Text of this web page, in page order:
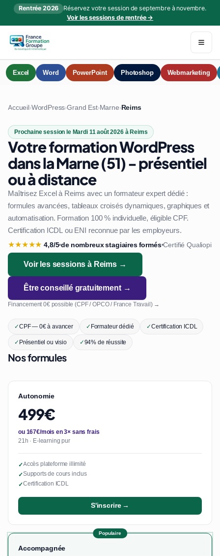
Rentrée 2026
Réservez votre session de septembre à novembre.
Voir les sessions de rentrée →
Excel Word PowerPoint Photoshop Webmarketing
Accueil›WordPress›Grand Est›Marne›Reims
Prochaine session le Mardi 11 août 2026 à Reims
Votre formation WordPress
dans la Marne (51) - présentiel
ou à distance
Maîtrisez Excel à Reims avec un formateur expert dédié :
formules avancées, tableaux croisés dynamiques, graphiques et
automatisation. Formation 100 % individuelle, éligible CPF.
Certification ICDL ou ENI reconnue par les employeurs.
★★★★★ 4,8/5•de nombreux stagiaires formés•Certifié Qualiopi
Voir les sessions à Reims →
Être conseillé gratuitement →
Financement 0€ possible (CPF / OPCO / France Travail) →
✓CPF — 0€ à avancer ✓Formateur dédié ✓Certification ICDL
✓Présentiel ou visio ✓94% de réussite
Nos formules
Autonomie
499€
ou 167€/mois en 3× sans frais
21h · E-learning pur
✓Accès plateforme illimité
✓Supports de cours inclus
✓Certification ICDL
S'inscrire →
Populaire
Accompagnée